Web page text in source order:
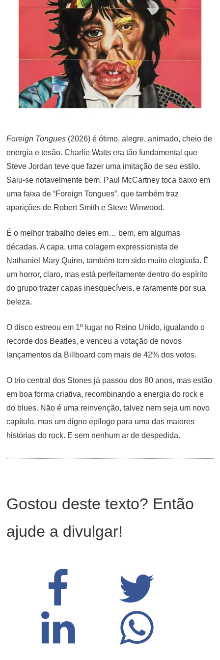
Foreign Tongues (2026) é ótimo, alegre, animado, cheio de
energia e tesão. Charlie Watts era tão fundamental que
Steve Jordan teve que fazer uma imitação de seu estilo.
Saiu-se notavelmente bem. Paul McCartney toca baixo em
uma faixa de “Foreign Tongues”, que também traz
aparições de Robert Smith e Steve Winwood.
É o melhor trabalho deles em… bem, em algumas
décadas. A capa, uma colagem expressionista de
Nathaniel Mary Quinn, também tem sido muito elogiada. É
um horror, claro, mas está perfeitamente dentro do espírito
do grupo trazer capas inesquecíveis, e raramente por sua
beleza.
O disco estreou em 1º lugar no Reino Unido, igualando o
recorde dos Beatles, e venceu a votação de novos
lançamentos da Billboard com mais de 42% dos votos.
O trio central dos Stones já passou dos 80 anos, mas estão
em boa forma criativa, recombinando a energia do rock e
do blues. Não é uma reinvenção, talvez nem seja um novo
capítulo, mas um digno epílogo para uma das maiores
histórias do rock. E sem nenhum ar de despedida.
Gostou deste texto? Então
ajude a divulgar!